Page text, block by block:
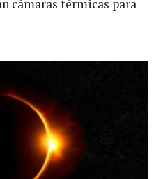
cámaras térmicas para